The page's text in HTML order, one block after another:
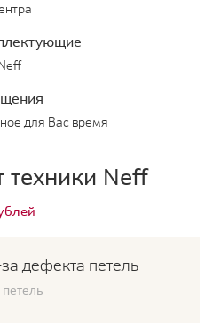
для Вас время
Neff
дефекта петель